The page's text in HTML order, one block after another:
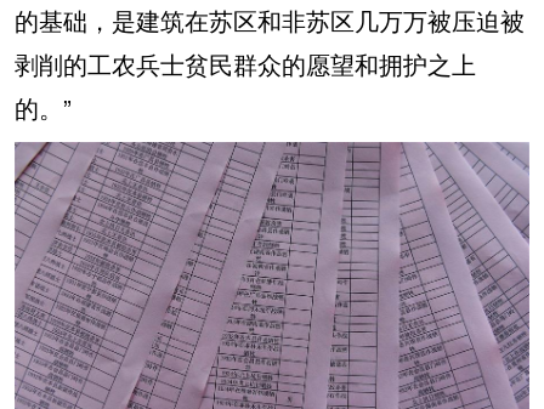
的基础，是建筑在苏区和非苏区几万万被压迫被
剥削的工农兵士贫民群众的愿望和拥护之上
的。”